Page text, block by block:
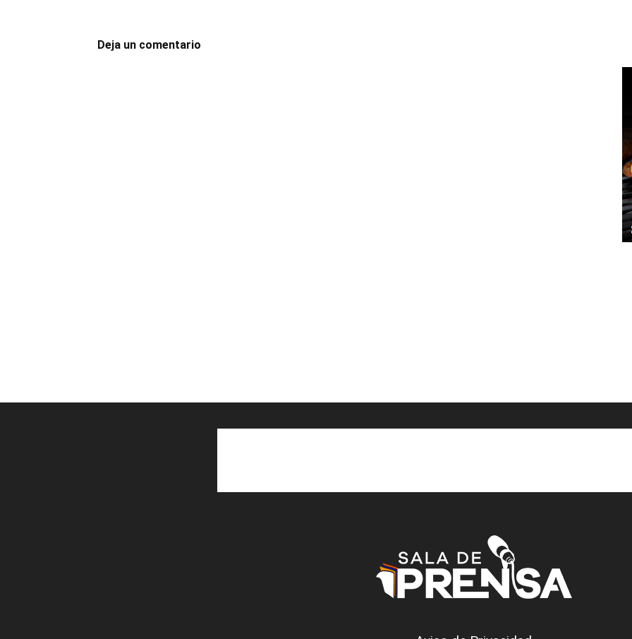
Deja un comentario